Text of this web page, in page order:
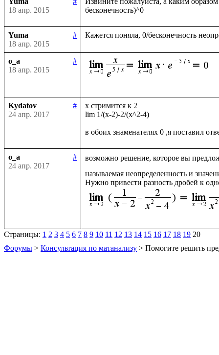
18 апр. 2015
Yuma
#
18 апр. 2015
o_a
#
18 апр. 2015
Kydatov
#
24 апр. 2017
x стримится к 2
lim 1/(x-2)-2/(x^2-4)
o_a
#
24 апр. 2017
возможно решение, которое вы
называемая неопределенность и
Нужно привести разность дробей к
Страницы: 1 2 3 4 5 6 7 8 9 10 11 12 13 14 15 16 17 18 19 20
Форумы > Консультация по матанализу > Помогите решить